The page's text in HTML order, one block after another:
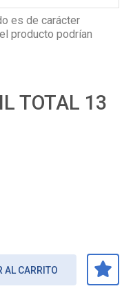
es de carácter
producto podrían
TOTAL 13
AL CARRITO